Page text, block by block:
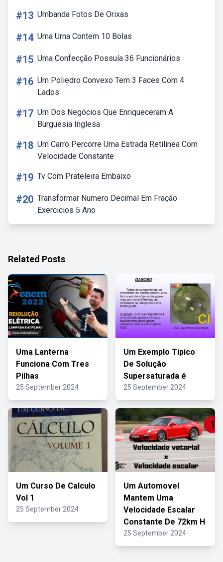
#13 Umbanda Fotos De Orixas
#14 Uma Urna Contem 10 Bolas
#15 Uma Confecção Possuía 36 Funcionários
#16 Um Poliedro Convexo Tem 3 Faces Com 4
Lados
#17 Um Dos Negócios Que Enriqueceram A
Burguesia Inglesa
#18 Um Carro Percorre Uma Estrada Retilinea Com
Velocidade Constante
#19 Tv Com Prateleira Embaixo
#20 Transformar Numero Decimal Em Fração
Exercicios 5 Ano
Related Posts
Uma Lanterna
Funciona Com Tres
Pilhas
25 September 2024
Um Exemplo Tipico
De Solução
Supersaturada é
25 September 2024
Um Curso De Calculo
Vol 1
25 September 2024
Um Automovel
Mantem Uma
Velocidade Escalar
Constante De 72km H
25 September 2024